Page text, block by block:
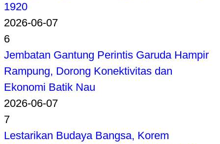
1920
2026-06-07
6
Jembatan Gantung Perintis Garuda Hampir
Rampung, Dorong Konektivitas dan
Ekonomi Batik Nau
2026-06-07
7
Lestarikan Budaya Bangsa, Korem